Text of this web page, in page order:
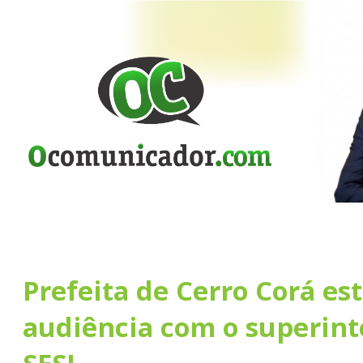
Prefeita de Cerro Corá
audiência com o